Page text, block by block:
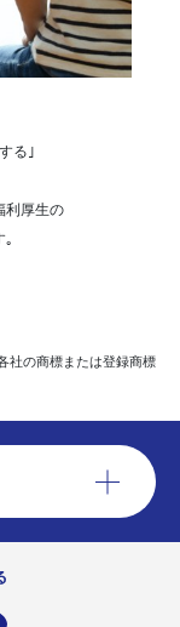
る｣
利厚生の
｡
社の商標または登録商標